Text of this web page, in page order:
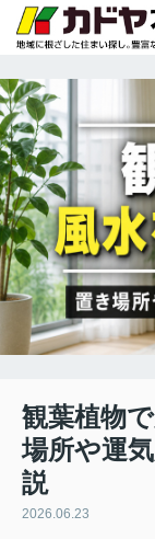
観葉植物
場所や運
説
2026.06.23